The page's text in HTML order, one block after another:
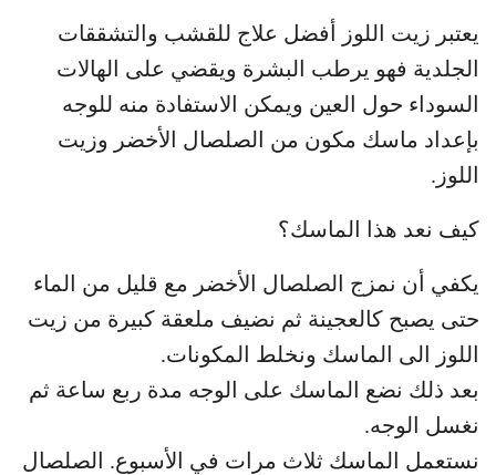
يعتبر زيت اللوز أفضل علاج للقشب والتشققات
الجلدية فهو يرطب البشرة ويقضي على الهالات
السوداء حول العين ويمكن الاستفادة منه للوجه
بإعداد ماسك مكون من الصلصال الأخضر وزيت
اللوز.
كيف نعد هذا الماسك؟
يكفي أن نمزج الصلصال الأخضر مع قليل من الماء
حتى يصبح كالعجينة ثم نضيف ملعقة كبيرة من زيت
اللوز الى الماسك ونخلط المكونات.
بعد ذلك نضع الماسك على الوجه مدة ربع ساعة ثم
نغسل الوجه.
نستعمل الماسك ثلاث مرات في الأسبوع. الصلصال